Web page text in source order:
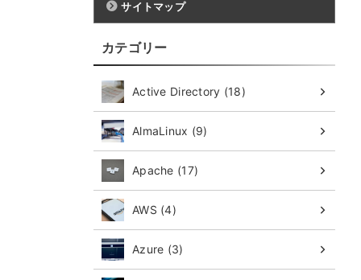
サイトマップ
カテゴリー
Active Directory (18)
AlmaLinux (9)
Apache (17)
AWS (4)
Azure (3)